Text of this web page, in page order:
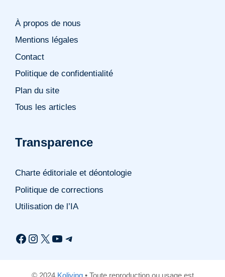
À propos de nous
Mentions légales
Contact
Politique de confidentialité
Plan du site
Tous les articles
Transparence
Charte éditoriale et déontologie
Politique de corrections
Utilisation de l’IA
Facebook
Instagram
X YouTube
Telegram